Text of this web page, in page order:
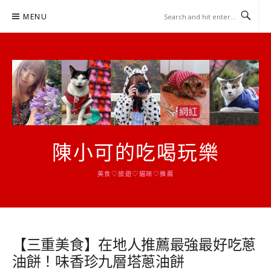
MENU
陳小可的吃喝玩樂
美食♡旅遊♡貓咪♡推薦
【三重美食】在地人推薦最強最好吃蔥
油餅！味香珍九層塔蔥油餅